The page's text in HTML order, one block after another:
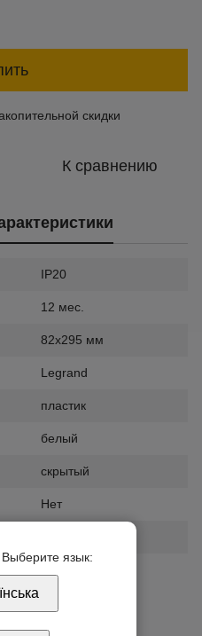
скидки
К сравнению
IP20
12 мес.
82х295 мм
Legrand
пластик
белый
скрытый
Нет
язык: